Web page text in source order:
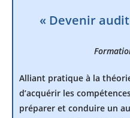
« Devenir
Alliant pratique à la
d’acquérir les
préparer et conduire un